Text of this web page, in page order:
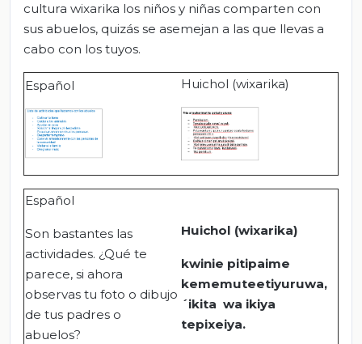
cultura wixarika los niños y niñas comparten con
sus abuelos, quizás se asemejan a las que llevas a
cabo con los tuyos.
Español Huichol (wixarika)
Español
Son bastantes las
actividades. ¿Qué te
parece, si ahora
observas tu foto o dibujo
de tus padres o
abuelos?
Huichol (wixarika)
kwinie pitipaime
kememuteetiyuruwa,
´ikita wa ikiya
tepixeiya.